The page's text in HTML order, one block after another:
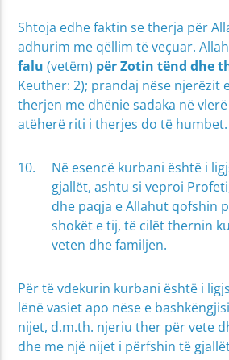
Shtoja edhe faktin se therja për
adhurim me qëllim të veçuar.
falu(vetëm) për Zotin tënd dhe
Keuther: 2); prandaj nëse njerëzit
therjen me dhënie sadaka në
atëherë riti i therjes do të humbet.
Në esencë kurbani është i
gjallët, ashtu si veproi
dhe paqja e Allahut qofshin
shokët e tij, të cilët thernin
veten dhe familjen.
Për të vdekurin kurbani është i
lënë vasiet apo nëse e
nijet, d.m.th. njeriu ther për vete
dhe me një nijet i përfshin të